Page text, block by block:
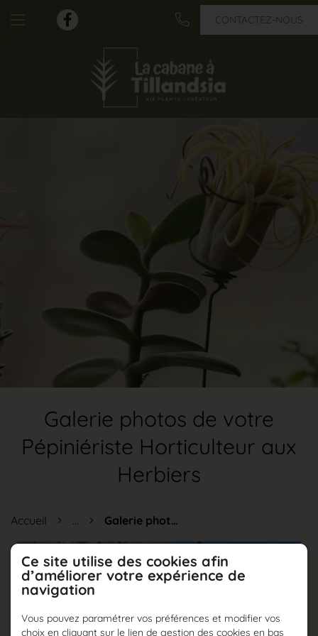
CONTACTEZ-NOUS
Galerie photos de votre
Pépiniériste Horticulteur aux
Herbiers
Accueil ... Galerie photos
Ce site utilise des cookies afin
d’améliorer votre expérience de
navigation
Vous pouvez paramétrer vos préférences et modifier vos
choix en cliquant sur le lien de gestion des cookies en bas